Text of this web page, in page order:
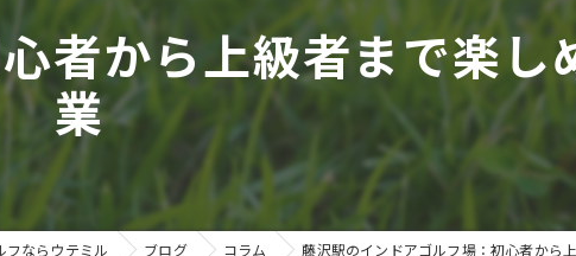
駅前店
ゴルフ
ール高崎店
スズヨンゴルフクラブ(SUZU4-GOLFCLUB)
浦安駅前店 料金表
市原インドアゴルフ 料金表
ウテミルスクール高崎店 料金表
サポート店舗 料金表
シミュレーションゴルフ Caddy 料金表
ウテミル試打会日程
フィッテイング・試打会 商品
よくある質問
試打会開催受付
フィッ
者から上級者まで楽し
業
フならウテミル ブログ コラム 藤沢駅のインドアゴルフ場：初心者から